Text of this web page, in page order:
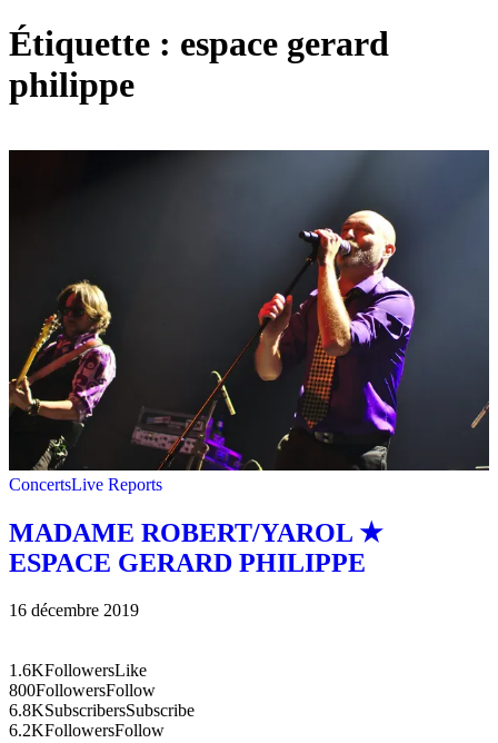
Étiquette : espace gerard
philippe
ConcertsLive Reports
MADAME ROBERT/YAROL ★
ESPACE GERARD PHILIPPE
16 décembre 2019
1.6KFollowersLike
800FollowersFollow
6.8KSubscribersSubscribe
6.2KFollowersFollow